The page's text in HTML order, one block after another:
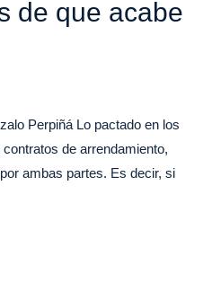
de que acabe
Perpiñá Lo pactado en los
de arrendamiento,
ambas partes. Es decir, si